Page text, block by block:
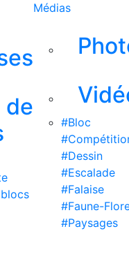
de
Médias
#Bloc
#Dessin
#Escalade
#Falaise
#Faune-
#Paysages